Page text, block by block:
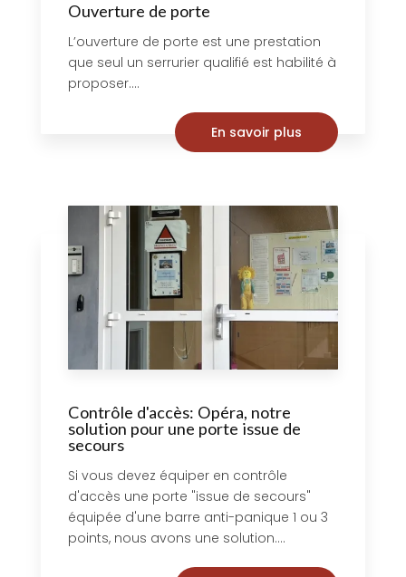
Ouverture de porte
L’ouverture de porte est une prestation
que seul un serrurier qualifié est habilité à
proposer....
En savoir plus
Contrôle d'accès: Opéra, notre
solution pour une porte issue de
secours
Si vous devez équiper en contrôle
d'accès une porte "issue de secours"
équipée d'une barre anti-panique 1 ou 3
points, nous avons une solution....